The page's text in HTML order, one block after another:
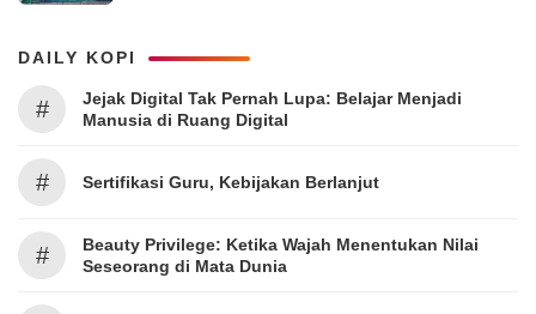
DAILY KOPI
#
Jejak Digital Tak Pernah Lupa: Belajar Menjadi
Manusia di Ruang Digital
# Sertifikasi Guru, Kebijakan Berlanjut
#
Beauty Privilege: Ketika Wajah Menentukan Nilai
Seseorang di Mata Dunia